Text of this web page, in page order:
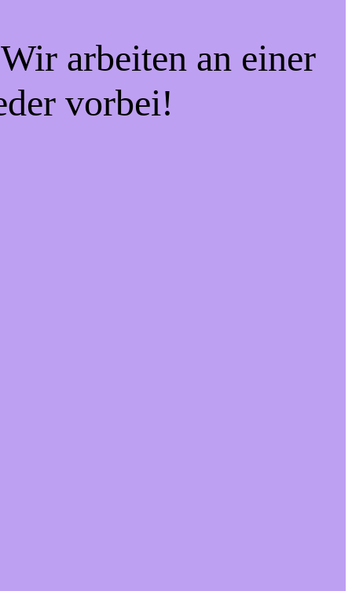
arbeiten an einer
vorbei!